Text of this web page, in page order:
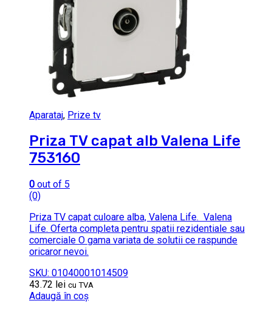
Aparataj, Prize tv
Priza TV capat alb Valena Life
753160
0 out of 5
(0)
Priza TV capat culoare alba, Valena Life. Valena
Life. Oferta completa pentru spatii rezidentiale sau
comerciale O gama variata de solutii ce raspunde
oricaror nevoi.
SKU: 01040001014509
43.72 lei cu TVA
Adaugă în coș